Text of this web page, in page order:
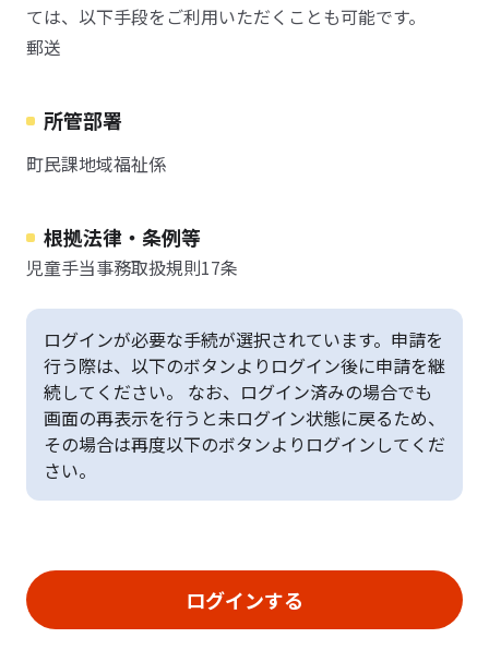
ては、以下手段をご利用いただくことも可能です。
郵送
所管部署
町民課地域福祉係
根拠法律・条例等
児童手当事務取扱規則17条
ログインが必要な手続が選択されています。申請を
行う際は、以下のボタンよりログイン後に申請を継
続してください。 なお、ログイン済みの場合でも
画面の再表示を行うと未ログイン状態に戻るため、
その場合は再度以下のボタンよりログインしてくだ
さい。